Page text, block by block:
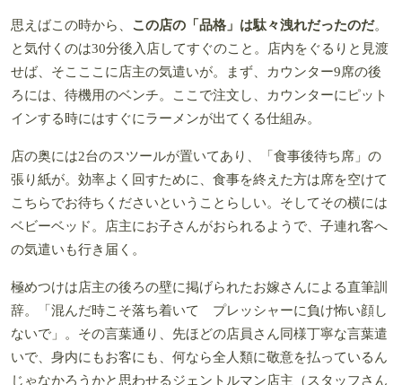
思えばこの時から、 この店の「品格」は駄々洩れだったのだ。
と気付くのは30分後入店してすぐのこと。店内をぐるりと見渡
せば、そこここに店主の気遣いが。まず、カウンター9席の後
ろには、待機用のベンチ。ここで注文し、カウンターにピット
インする時にはすぐにラーメンが出てくる仕組み。
店の奥には2台のスツールが置いてあり、「食事後待ち席」の
張り紙が。効率よく回すために、食事を終えた方は席を空けて
こちらでお待ちくださいということらしい。そしてその横には
ベビーベッド。店主にお子さんがおられるようで、子連れ客へ
の気遣いも行き届く。
極めつけは店主の後ろの壁に掲げられたお嫁さんによる直筆訓
辞。「混んだ時こそ落ち着いて プレッシャーに負け怖い顔し
ないで」。その言葉通り、先ほどの店員さん同様丁寧な言葉遣
いで、身内にもお客にも、何なら全人類に敬意を払っているん
じゃなかろうかと思わせるジェントルマン店主（スタッフさん